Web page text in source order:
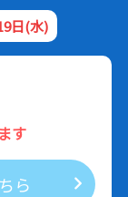
日(水)
す
ら